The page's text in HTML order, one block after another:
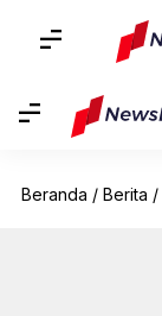
Beranda / Berita /